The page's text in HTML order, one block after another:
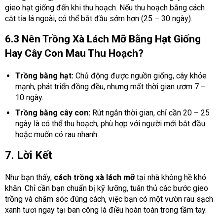
gieo hạt giống đến khi thu hoạch. Nếu thu hoạch bằng cách
cắt tỉa lá ngoài, có thể bắt đầu sớm hơn (25 – 30 ngày).
6.3 Nên Trồng Xà Lách Mỡ Bằng Hạt Giống
Hay Cây Con Mau Thu Hoạch?
Trồng bằng hạt: Chủ động được nguồn giống, cây khỏe
mạnh, phát triển đồng đều, nhưng mất thời gian ươm 7 –
10 ngày.
Trồng bằng cây con: Rút ngắn thời gian, chỉ cần 20 – 25
ngày là có thể thu hoạch, phù hợp với người mới bắt đầu
hoặc muốn có rau nhanh.
7. Lời Kết
Như bạn thấy, cách trồng xà lách mỡtại nhà không hề khó
khăn. Chỉ cần bạn chuẩn bị kỹ lưỡng, tuân thủ các bước gieo
trồng và chăm sóc đúng cách, việc bạn có một vườn rau sạch
xanh tươi ngay tại ban công là điều hoàn toàn trong tầm tay.